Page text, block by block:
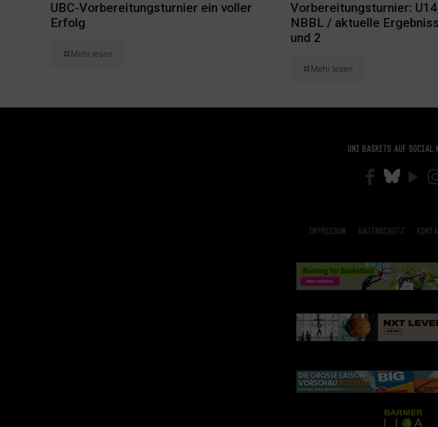
UBC-Vorbereitungsturnier ein voller
Erfolg
Mehr lesen
Vorbereitungsturnier:
NBBL / aktuelle
und 2
Mehr lesen
Uni Baskets auf Social
Impressum Datenschutz